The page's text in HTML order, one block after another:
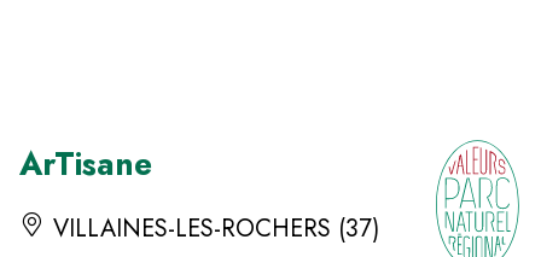
ArTisane
VILLAINES-LES-ROCHERS (37)